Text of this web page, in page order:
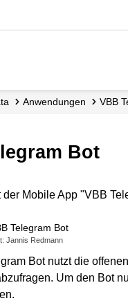
Anwendungen VBB
Bot
Telegram Bot
Jannis Redmann
Bot nutzt die
Um den Bot